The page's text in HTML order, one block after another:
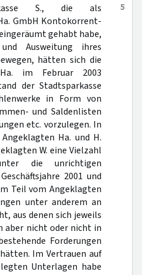
5
S., die als
GmbH Kontokorrent-
gehabt habe,
Ausweitung ihres
hätten sich die
im Februar 2003
der Stadtsparkasse
in Form von
und Saldenlisten
etc. vorzulegen. In
Ha. und H.
W. eine Vielzahl
die unrichtigen
2001 und
Teil vom Angeklagten
unter anderem an
aus denen sich jeweils
aber nicht oder nicht in
Forderungen
Im Vertrauen auf
Unterlagen habe